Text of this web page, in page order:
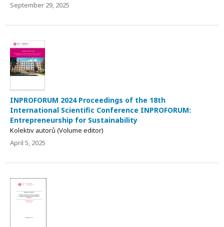
September 29, 2025
INPROFORUM 2024 Proceedings of the 18th
International Scientific Conference INPROFORUM:
Entrepreneurship for Sustainability
Kolektiv autorů (Volume editor)
April 5, 2025